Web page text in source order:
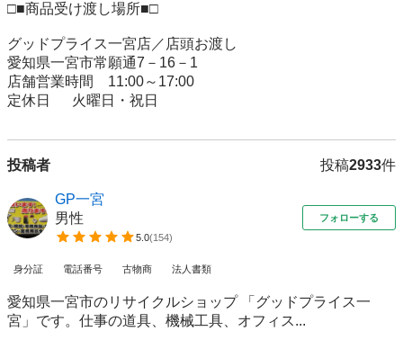
□■商品受け渡し場所■□
グッドプライス一宮店／店頭お渡し
愛知県一宮市常願通7－16－1
店舗営業時間　11:00～17:00
定休日 　 火曜日・祝日
投稿者 投稿2933件
GP一宮
男性
5.0(154)
フォローする
身分証 電話番号 古物商 法人書類
愛知県一宮市のリサイクルショップ 「グッドプライス一
宮」です。仕事の道具、機械工具、オフィス...